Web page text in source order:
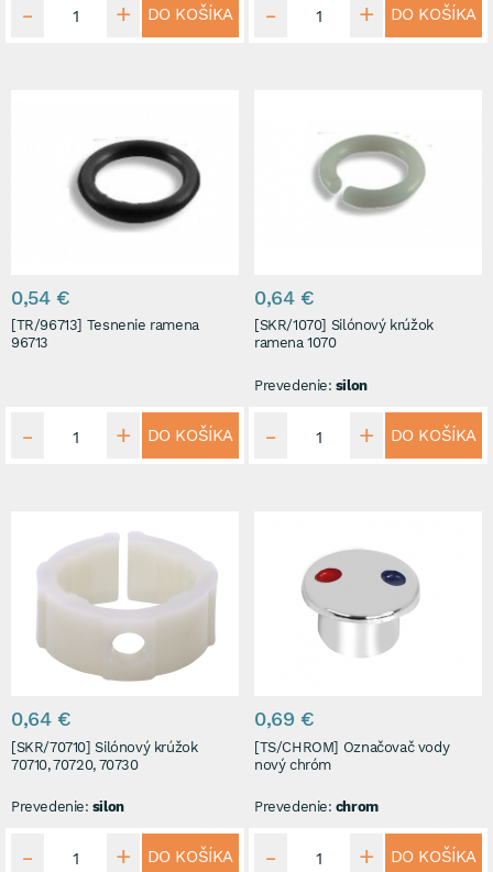
DO KOŠÍKA DO KOŠÍKA
0,54 €
[TR/96713] Tesnenie ramena
96713
DO KOŠÍKA
0,64 €
[SKR/1070] Silónový krúžok
ramena 1070
Prevedenie: silon
DO KOŠÍKA
0,64 €
[SKR/70710] Silónový krúžok
70710, 70720, 70730
Prevedenie: silon
DO KOŠÍKA
0,69 €
[TS/CHROM] Označovač vody
nový chróm
Prevedenie: chrom
DO KOŠÍKA